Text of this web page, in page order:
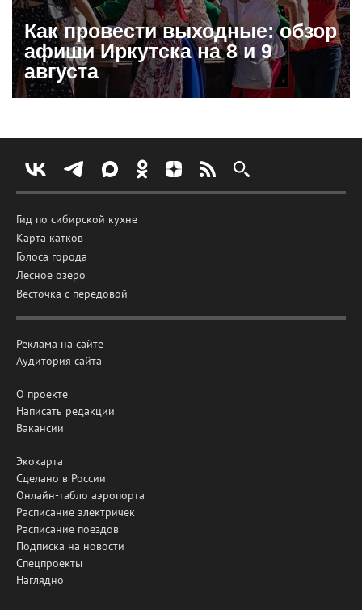
Как провести выходные: обзор
афиши Иркутска на 8 и 9
августа
Гид по сибирской кухне
Карта катков
Голоса города
Лесное озеро
Весточка с передовой
Реклама на сайте
Аудитория сайта
О проекте
Написать редакции
Вакансии
Экокарта
Сделано в России
Онлайн-табло аэропорта
Расписание электричек
Расписание поездов
Подписка на новости
Спецпроекты
Наглядно